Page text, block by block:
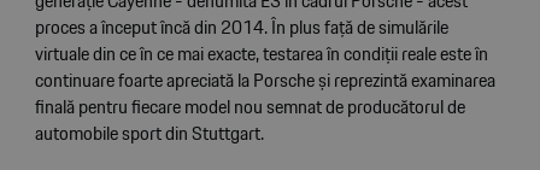
proces a început încă din 2014. În plus față de simulările
virtuale din ce în ce mai exacte, testarea în condiții reale este în
continuare foarte apreciată la Porsche și reprezintă examinarea
finală pentru fiecare model nou semnat de producătorul de
automobile sport din Stuttgart.